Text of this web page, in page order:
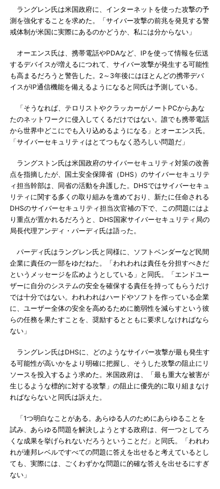
ラングレン氏は米国政府に、インターネットを使った攻撃の予
測を強化することを求めた。「サイバー攻撃の前兆を発見する警
戒体制が米国に実際にあるのかどうか、私には分からない」
オーエンス氏は、携帯電話やPDAなど、IPを使って情報を伝送
するデバイスが増えるにつれて、サイバー攻撃が発生する可能性
も高まるだろうと警告した。2～3年後にはほとんどの携帯デバ
イスがIP通信機能を備えるようになると同氏は予測している。
「そうなれば、テロリストやクラッカーがノートPCからあな
たのネットワークに侵入してくるだけではない。誰でも携帯電話
から世界中どこにでも入り込めるようになる」とオーエンス氏。
「サイバーセキュリティはとてつもなく恐ろしい問題だ」
ラングストン氏は米国政府のサイバーセキュリティ対策の改善
点を指摘したが、国土安全保障省（DHS）のサイバーセキュリテ
ィ担当幹部は、同省の活動を弁護した。DHSではサイバーセキュ
リティに関する多くの取り組みを進めており、新たに任命される
DHSのサイバーセキュリティ担当次官補の下で、この問題にはよ
り重点が置かれるだろうと、DHS国家サイバーセキュリティ局の
局長代理アンディ・パーディ氏は語った。
パーディ氏はラングレン氏と同様に、ソフトベンダーなど民間
企業に責任の一部をゆだねた。「われわれは責任を分担すべきだ
というメッセージを広めようとしている」と同氏。「エンドユー
ザーに自分のシステムの安全を確保する責任を持ってもらうだけ
では十分ではない。われわれはハードやソフトを作っている企業
に、ユーザー全体の安全を高めるために脆弱性を減らすという彼
らの任務を果たすことを、奨励するとともに要求しなければなら
ない」
ラングレン氏はDHSに、どのようなサイバー攻撃が最も発生す
る可能性が高いかをより明確に把握し、そうした攻撃の阻止にリ
ソースを投入するよう求めた。米国政府は、「最も重大な被害が
生じるような標的に対する攻撃」の阻止に優先的に取り組まなけ
ればならないと同氏は訴えた。
「1つ明白なことがある。あらゆる人のためにあらゆることを
試み、あらゆる問題を解決しようとする政府は、何一つとしてろ
くな成果を挙げられないだろうということだ」と同氏。「われわ
れが連邦レベルですべての問題に答えを出せると考えているとし
ても、実際には、ごくわずかな問題に的確な答えを出せるにすぎ
ない」